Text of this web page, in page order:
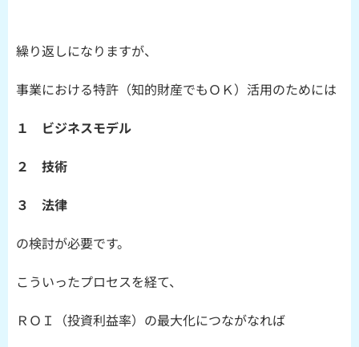
繰り返しになりますが、
事業における特許（知的財産でもＯＫ）活用のためには
１ ビジネスモデル
２ 技術
３ 法律
の検討が必要です。
こういったプロセスを経て、
ＲＯＩ（投資利益率）の最大化につながなれば